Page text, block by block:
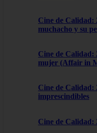
Cine de Calidad:
muchacho y su
Cine de Calidad:
mujer (Affair in
Cine de Calidad:
imprescindibles
Cine de Calidad: